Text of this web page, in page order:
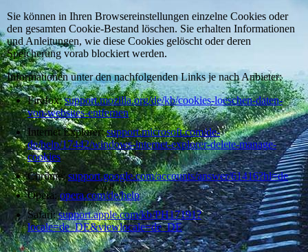
Sie können in Ihren Browsereinstellungen einzelne Cookies oder
den gesamten Cookie-Bestand löschen. Sie erhalten Informationen
und Anleitungen, wie diese Cookies gelöscht oder deren
Speicherung vorab blockiert werden.
Informationen unter den nachfolgenden Links je nach Anbieter:
Firefox:support.mozilla.org/de/kb/cookies-loeschen-daten-
von-websites-entfernen
Internet Explorer:support.microsoft.com/de-
de/help/17442/windows-internet-explorer-delete-manage-
cookies
Chrome:support.google.com/accounts/answer/61416?hl=de
Opera:opera.com/de/help
Safari:support.apple.com/kb/PH17191?
locale=de_DE&viewlocale=de_DE